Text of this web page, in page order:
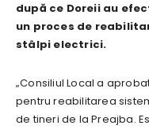
după ce Doreii au
un proces de
stâlpi electrici.
„Consiliul Local a
pentru reabilitarea
de tineri de la Preajba.